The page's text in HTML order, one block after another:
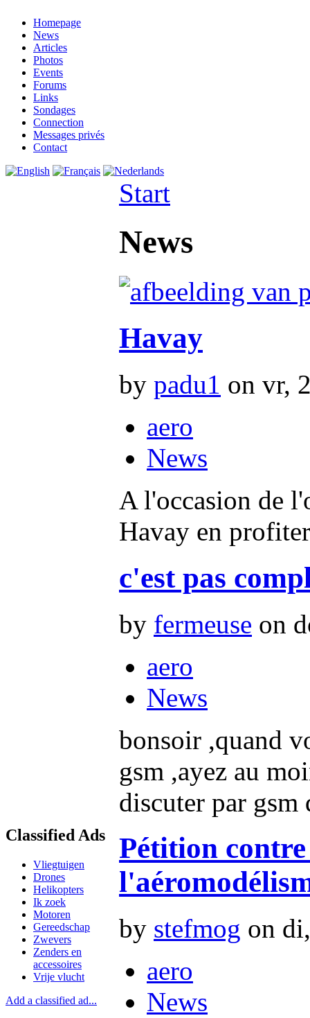
Homepage
News
Articles
Photos
Events
Forums
Links
Sondages
Connection
Messages privés
Contact
Classified Ads
Vliegtuigen
Drones
Helikopters
Ik zoek
Motoren
Gereedschap
Zwevers
Zenders en
accessoires
Vrije vlucht
Add a classified ad...
Start
News
Havay
by padu1 on vr,
aero
News
A l'occasion de
Havay en
c'est pas
by fermeuse on
aero
News
bonsoir ,quand
gsm ,ayez au
discuter par gsm
Pétition
by stefmog on
aero
News